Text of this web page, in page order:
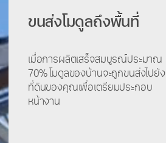
ขนส่งโมดูลถึงพื้นที่
เมื่อการผลิตเสร็จสมบูรณ์ประมาณ
70% โมดูลของบ้านจะถูกขนส่งไปยัง
ที่ดินของคุณเพื่อเตรียมประกอบ
หน้างาน